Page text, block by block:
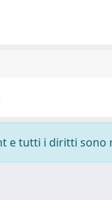
e tutti i diritti sono